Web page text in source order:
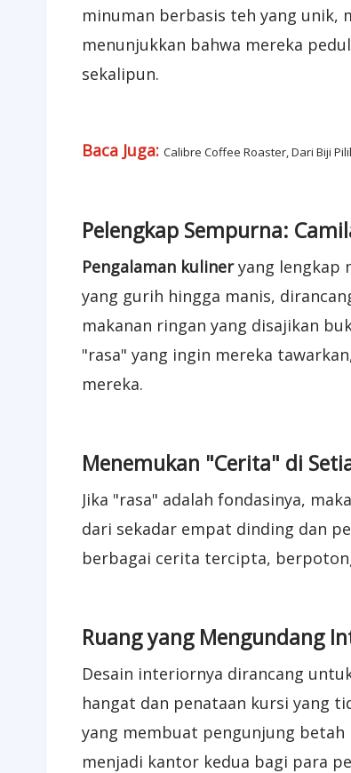
minuman berbasis teh yang unik,
menunjukkan bahwa mereka
sekalipun.
Baca Juga: Calibre Coffee Roaster, Dari Biji
Pelengkap Sempurna:
Pengalaman kulineryang lengkap
yang gurih hingga manis,
makanan ringan yang disajikan
"rasa" yang ingin mereka
mereka.
Menemukan "Cerita" di
Jika "rasa" adalah fondasinya,
dari sekadar empat dinding dan
berbagai cerita tercipta,
Ruang yang Mengundang
Desain interiornya dirancang
hangat dan penataan kursi yang
yang membuat pengunjung betah
menjadi kantor kedua bagi para